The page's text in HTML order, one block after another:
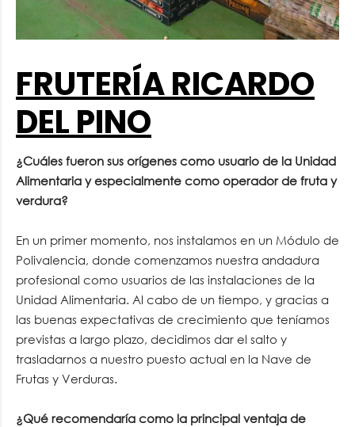
FRUTERÍA RICARDO
DEL PINO
¿Cuáles fueron sus orígenes como usuario de la Unidad
Alimentaria y especialmente como operador de fruta y
verdura?
En un primer momento, nos instalamos en un Módulo de
Polivalencia, donde comenzamos nuestra andadura
profesional como usuarios de las instalaciones de la
Unidad Alimentaria. Al cabo de un tiempo, y gracias a
las buenas expectativas de crecimiento que teníamos
previstas a largo plazo, decidimos dar el salto y
trasladarnos a nuestro puesto actual en la Nave de
Frutas y Verduras.
¿Qué recomendaría como la principal ventaja de